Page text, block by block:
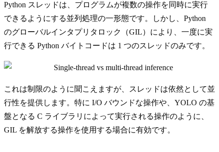
Python スレッドは、プログラムが複数の操作を同時に実行
できるようにする並列処理の一形態です。しかし、Python
のグローバルインタプリタロック（GIL）により、一度に実
行できる Python バイトコードは 1 つのスレッドのみです。
これは制限のように聞こえますが、スレッドは依然として並
行性を提供します。特に I/O バウンドな操作や、YOLO の基
盤となる C ライブラリによって実行される操作のように、
GIL を解放する操作を使用する場合に有効です。